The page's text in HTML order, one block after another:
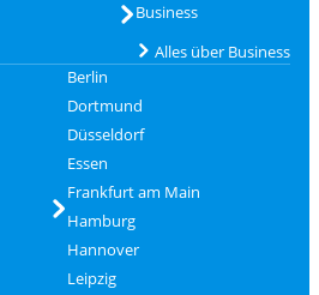
Business
Alles über Business
Berlin
Dortmund
Düsseldorf
Essen
Frankfurt am Main
Hamburg
Hannover
Leipzig